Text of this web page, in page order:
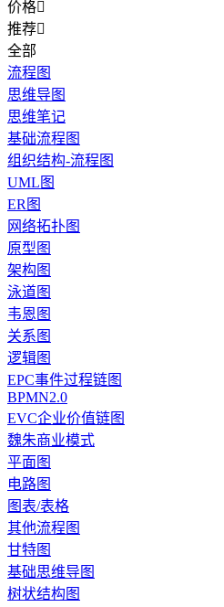
价格
推荐
全部
流程图
思维导图
思维笔记
基础流程图
组织结构-流程图
UML图
ER图
网络拓扑图
原型图
架构图
泳道图
韦恩图
关系图
逻辑图
EPC事件过程链图
BPMN2.0
EVC企业价值链图
魏朱商业模式
平面图
电路图
图表/表格
其他流程图
甘特图
基础思维导图
树状结构图